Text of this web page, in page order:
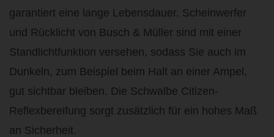
garantiert eine lange Lebensdauer. Scheinwerfer
und Rücklicht von Busch & Müller sind mit einer
Standlichtfunktion versehen, sodass Sie auch im
Dunkeln, zum Beispiel beim Halt an einer Ampel,
gut sichtbar bleiben. Die Schwalbe Citizen-
Reflexbereifung sorgt zusätzlich für ein hohes Maß
an Sicherheit.